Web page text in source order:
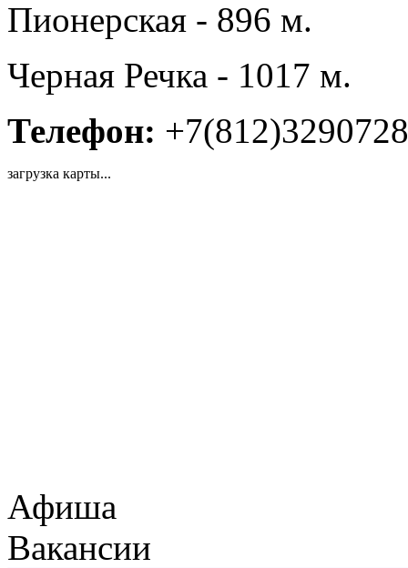
Пионерская - 896 м.
Черная Речка - 1017 м.
Телефон: +7(812)3290728
загрузка карты...
Афиша
Вакансии